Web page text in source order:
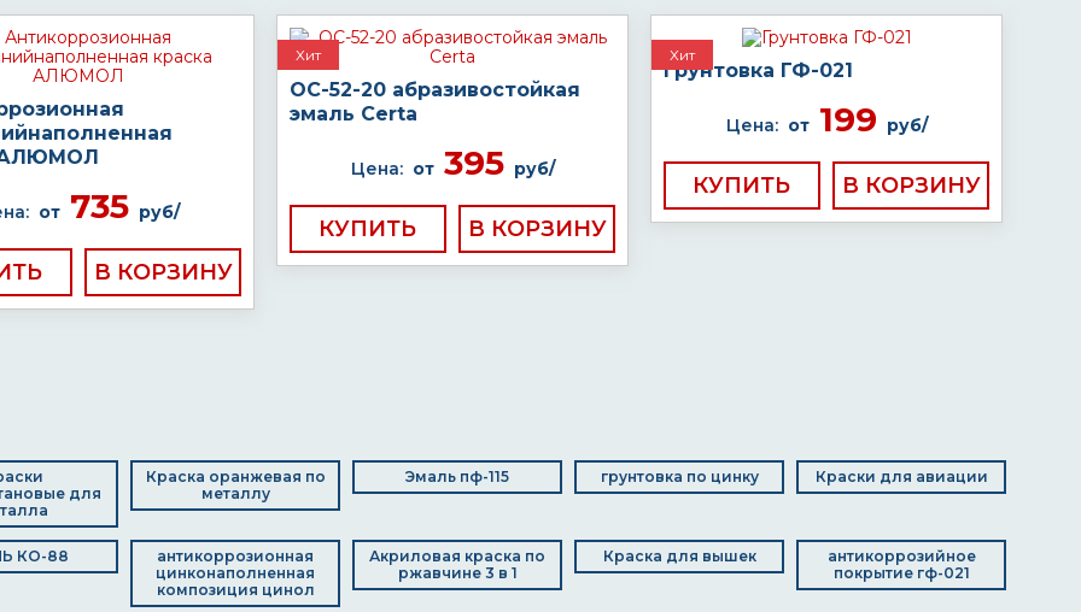
АЛЮМОЛ
от 735 руб/
Хит
ОС-52-20 абразивостойкая
эмаль Certa
Цена: от395 руб/
КУПИТЬ
Хит
Грунтовка ГФ-021
Цена: от199 руб/
КУПИТЬ
для
Краска оранжевая по
металлу
Эмаль пф-115 грунтовка по цинку Краски для авиации
КО-88
антикоррозионная
цинконаполненная
композиция цинол
Акриловая краска по
ржавчине 3 в 1
Краска для вышек
антикоррозийное
покрытие гф-021